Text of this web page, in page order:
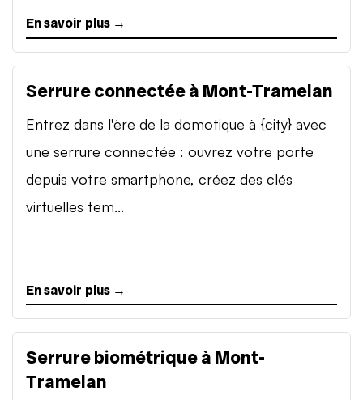
En savoir plus →
Serrure connectée à Mont-Tramelan
Entrez dans l'ère de la domotique à {city} avec
une serrure connectée : ouvrez votre porte
depuis votre smartphone, créez des clés
virtuelles tem...
En savoir plus →
Serrure biométrique à Mont-
Tramelan